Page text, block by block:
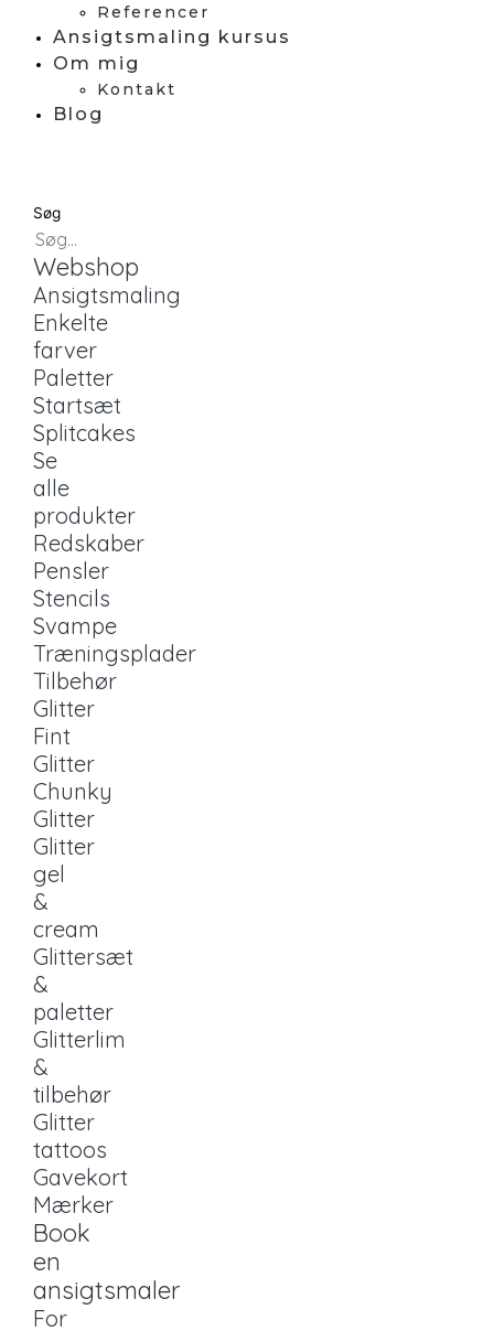
Referencer
Ansigtsmaling kursus
Om mig
Kontakt
Blog
Søg
Webshop
Ansigtsmaling
Enkelte
farver
Paletter
Startsæt
Splitcakes
Se
alle
produkter
Redskaber
Pensler
Stencils
Svampe
Træningsplader
Tilbehør
Glitter
Fint
Glitter
Chunky
Glitter
Glitter
gel
&
cream
Glittersæt
&
paletter
Glitterlim
&
tilbehør
Glitter
tattoos
Gavekort
Mærker
Book
en
ansigtsmaler
For